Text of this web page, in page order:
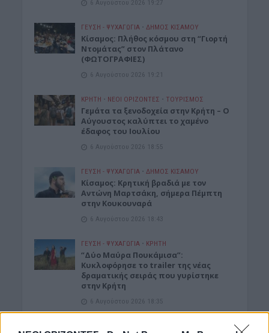
6 Αυγούστου 2026 19:27
ΓΕΎΣΗ - ΨΥΧΑΓΩΓΊΑ • ΔΉΜΟΣ ΚΙΣΆΜΟΥ
Κίσαμος: Πλήθος κόσμου στη “Γιορτή
Ντομάτας” στον Πλάτανο
(ΦΩΤΟΓΡΑΦΙΕΣ)
6 Αυγούστου 2026 19:21
ΚΡΗΤΗ • ΝΕΟΙ ΟΡΙΖΟΝΤΕΣ • ΤΟΥΡΙΣΜΟΣ
Γεμάτα τα ξενοδοχεία στην Κρήτη – Ο
Αύγουστος καλύπτει το χαμένο
έδαφος του Ιουλίου
6 Αυγούστου 2026 18:55
ΓΕΎΣΗ - ΨΥΧΑΓΩΓΊΑ • ΔΉΜΟΣ ΚΙΣΆΜΟΥ
Kίσαμος: Κρητική βραδιά με τον
Αντώνη Μαρτσάκη, σήμερα Πέμπτη
στην Κουκουναρά
6 Αυγούστου 2026 18:43
ΓΕΎΣΗ - ΨΥΧΑΓΩΓΊΑ • ΚΡΗΤΗ
“Δύο Μαύρα Πουκάμισα”:
Κυκλοφόρησε το trailer της νέας
δραματικής σειράς που γυρίστηκε
στην Κρήτη
6 Αυγούστου 2026 18:35